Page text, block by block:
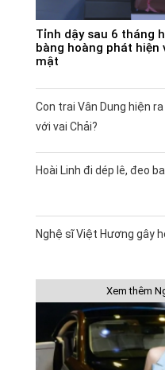
Tỉnh dậy sau 6 tháng
bàng hoàng phát hiện
mật
Con trai Vân Dung hiện
với vai Chải?
Hoài Linh đi dép lê, đeo
Nghệ sĩ Việt Hương gây
Xem thêm